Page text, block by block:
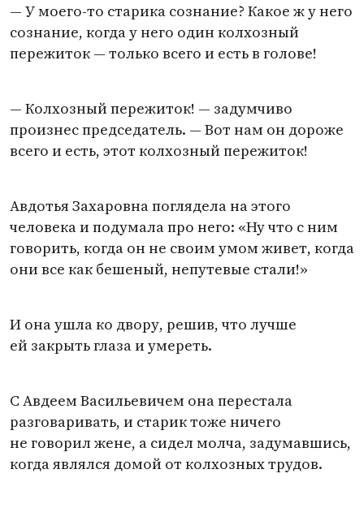
— У моего-то старика сознание? Какое ж у него
сознание, когда у него один колхозный
пережиток — только всего и есть в голове!
— Колхозный пережиток! — задумчиво
произнес председатель. — Вот нам он дороже
всего и есть, этот колхозный пережиток!
Авдотья Захаровна поглядела на этого
человека и подумала про него: «Ну что с ним
говорить, когда он не своим умом живет, когда
они все как бешеный, непутевые стали!»
И она ушла ко двору, решив, что лучше
ей закрыть глаза и умереть.
С Авдеем Васильевичем она перестала
разговаривать, и старик тоже ничего
не говорил жене, а сидел молча, задумавшись,
когда являлся домой от колхозных трудов.